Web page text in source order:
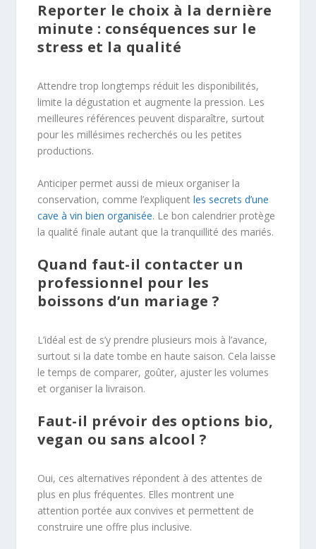
Reporter le choix à la dernière
minute : conséquences sur le
stress et la qualité
Attendre trop longtemps réduit les disponibilités,
limite la dégustation et augmente la pression. Les
meilleures références peuvent disparaître, surtout
pour les millésimes recherchés ou les petites
productions.
Anticiper permet aussi de mieux organiser la
conservation, comme l’expliquentles secrets d’une
cave à vin bien organisée. Le bon calendrier protège
la qualité finale autant que la tranquillité des mariés.
Quand faut-il contacter un
professionnel pour les
boissons d’un mariage ?
L’idéal est de s’y prendre plusieurs mois à l’avance,
surtout si la date tombe en haute saison. Cela laisse
le temps de comparer, goûter, ajuster les volumes
et organiser la livraison.
Faut-il prévoir des options bio,
vegan ou sans alcool ?
Oui, ces alternatives répondent à des attentes de
plus en plus fréquentes. Elles montrent une
attention portée aux convives et permettent de
construire une offre plus inclusive.